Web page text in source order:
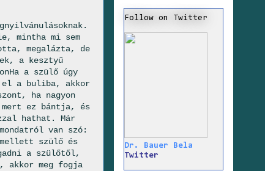
mintha mi sem
megalázta, de
a kesztyű
a szülő úgy
el a buliba, akkor
ha nagyon
ez bántja, és
hathat. Már
van szó:
szülő és
a szülőtől,
akkor meg fogja
Follow on Twitter
Dr. Bauer Bela
Twitter